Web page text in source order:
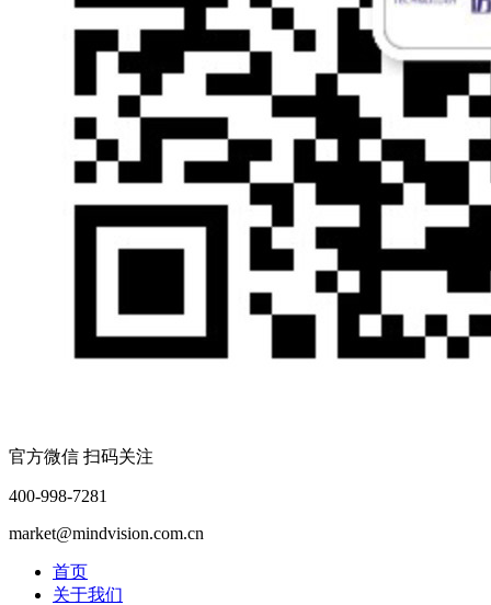
官方微信 扫码关注
400-998-7281
market@mindvision.com.cn
首页
关于我们